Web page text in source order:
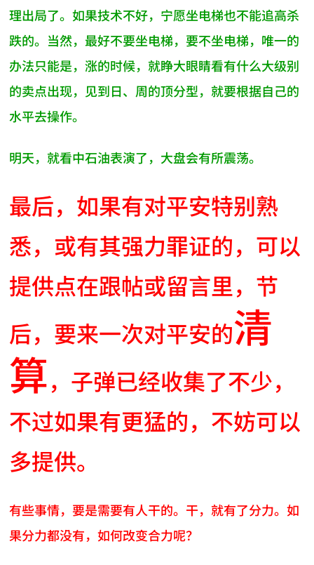
理出局了。如果技术不好，宁愿坐电梯也不能追高杀
跌的。当然，最好不要坐电梯，要不坐电梯，唯一的
办法只能是，涨的时候，就睁大眼睛看有什么大级别
的卖点出现，见到日、周的顶分型，就要根据自己的
水平去操作。
明天，就看中石油表演了，大盘会有所震荡。
最后，如果有对平安特别熟
悉，或有其强力罪证的，可以
提供点在跟帖或留言里，节
后，要来一次对平安的清
算，子弹已经收集了不少，
不过如果有更猛的，不妨可以
多提供。
有些事情，要是需要有人干的。干，就有了分力。如
果分力都没有，如何改变合力呢？